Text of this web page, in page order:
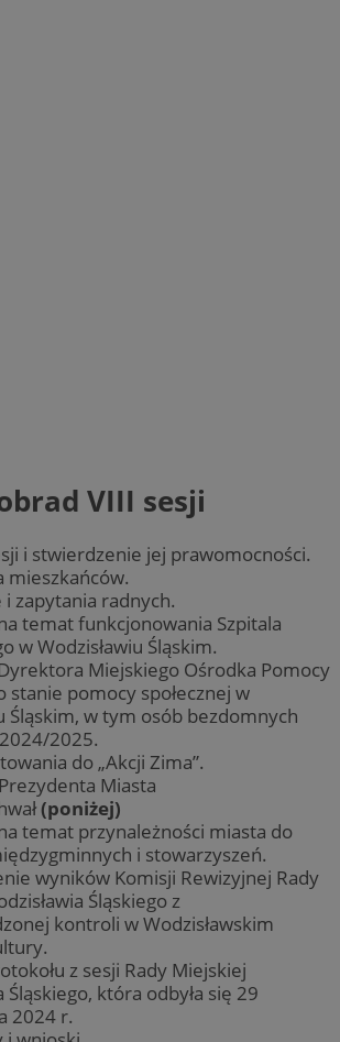
VIII sesji
i stwierdzenie jej prawomocności.
mieszkańców.
zapytania radnych.
temat funkcjonowania Szpitala
w Wodzisławiu Śląskim.
Miejskiego Ośrodka Pomocy
stanie pomocy społecznej w
Śląskim, w tym osób bezdomnych
2025.
do „Akcji Zima”.
Miasta
(poniżej)
temat przynależności miasta do
i stowarzyszeń.
wyników Komisji Rewizyjnej Rady
Śląskiego z
kontroli w Wodzisławskim
z sesji Rady Miejskiej
Śląskiego, która odbyła się 29
2024 r.